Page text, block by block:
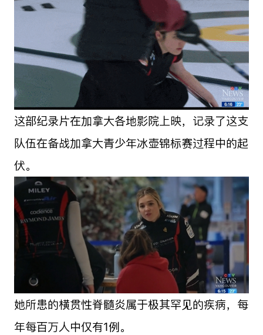
这部纪录片在加拿大各地影院上映，记录了这支
队伍在备战加拿大青少年冰壶锦标赛过程中的起
伏。
她所患的横贯性脊髓炎属于极其罕见的疾病，每
年每百万人中仅有1例。